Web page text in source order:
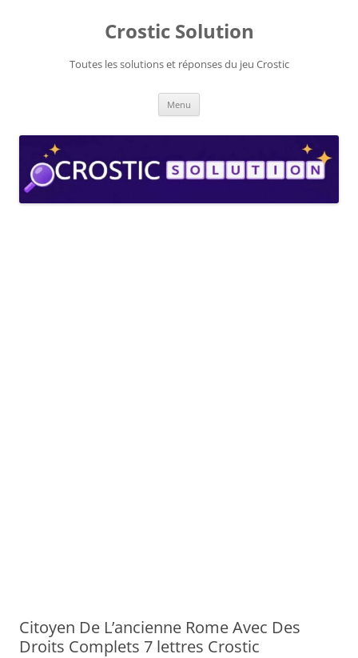
Crostic Solution
Toutes les solutions et réponses du jeu Crostic
Menu
Citoyen De L’ancienne Rome Avec Des
Droits Complets 7 lettres Crostic